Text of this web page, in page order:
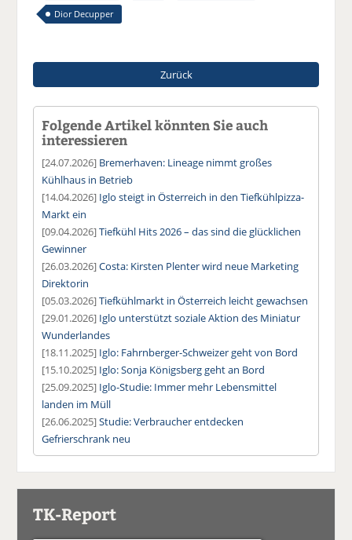
Dior Decupper
Zurück
Folgende Artikel könnten Sie auch
interessieren
[24.07.2026] Bremerhaven: Lineage nimmt großes
Kühlhaus in Betrieb
[14.04.2026] Iglo steigt in Österreich in den Tiefkühlpizza-
Markt ein
[09.04.2026]Tiefkühl Hits 2026 – das sind die glücklichen
Gewinner
[26.03.2026]Costa: Kirsten Plenter wird neue Marketing
Direktorin
[05.03.2026]Tiefkühlmarkt in Österreich leicht gewachsen
[29.01.2026] Iglo unterstützt soziale Aktion des Miniatur
Wunderlandes
[18.11.2025] Iglo: Fahrnberger-Schweizer geht von Bord
[15.10.2025] Iglo: Sonja Königsberg geht an Bord
[25.09.2025] Iglo-Studie: Immer mehr Lebensmittel
landen im Müll
[26.06.2025]Studie: Verbraucher entdecken
Gefrierschrank neu
TK-Report